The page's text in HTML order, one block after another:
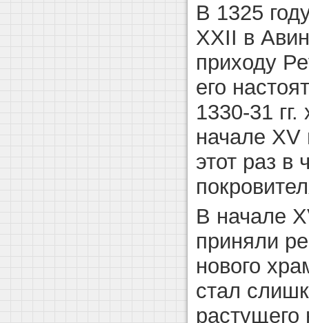
В 1325
XXII в
приходу
его
1330-31
начале
этот раз в
В начале
приняли
нового
стал
растущего